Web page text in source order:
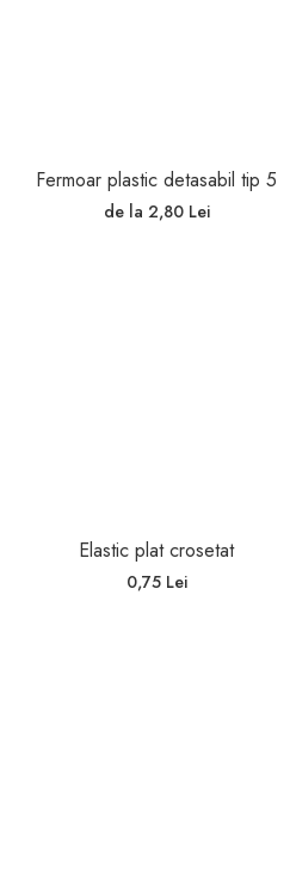
Fermoar plastic detasabil tip 5
de la 2,80 Lei
Elastic plat crosetat
0,75 Lei